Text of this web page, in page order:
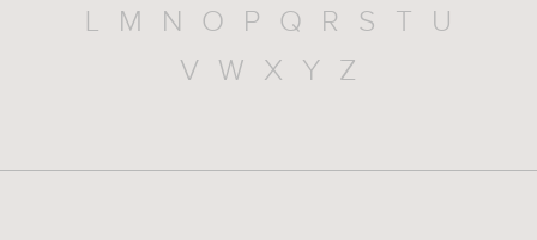
L
M N O P Q R S T
U
V
W X Y Z